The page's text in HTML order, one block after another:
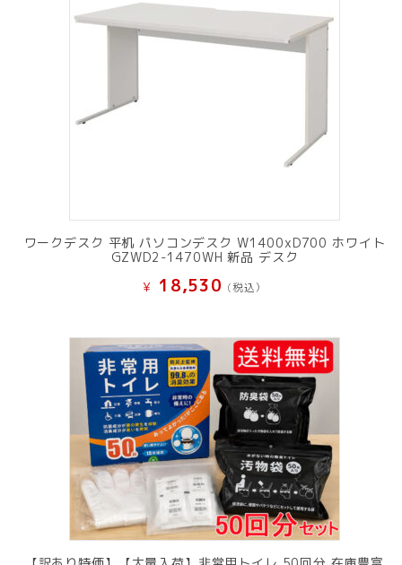
ワークデスク 平机 パソコンデスク W1400xD700 ホワイト
GZWD2-1470WH 新品 デスク
¥ 18,530 (税込）